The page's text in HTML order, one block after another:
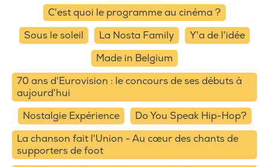
C'est quoi le programme au cinéma ?
Sous le soleil
La Nosta Family
Y'a de l'idée
Made in Belgium
70 ans d'Eurovision : le concours de ses débuts à
aujourd'hui
Nostalgie Expérience
Do You Speak Hip-Hop?
La chanson fait l'Union - Au cœur des chants de
supporters de foot